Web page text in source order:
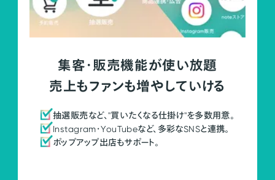
集客・販売機能が使い放題
売上もファンも増やしていける
抽選販売など、"買いたくなる仕掛け"を多数用意。
Instagram・YouTubeなど、多彩なSNSと連携。
ポップアップ出店もサポート。